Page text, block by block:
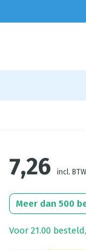
7,26 incl. BTW
Meer dan 500
Voor 21.00